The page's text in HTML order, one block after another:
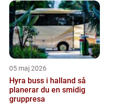
05 maj 2026
Hyra buss i halland så
planerar du en smidig
gruppresa